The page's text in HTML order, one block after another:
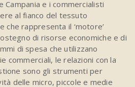
Campania e i commercialisti
al fianco del tessuto
che rappresenta il ‘motore’
di risorse economiche e di
di spesa che utilizzano
commerciali, le relazioni con la
sono gli strumenti per
delle micro, piccole e medie